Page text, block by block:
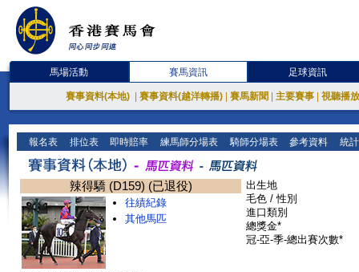
馬場活動 賽馬資訊 足球資訊
賽事資料(本地) 賽事資料(越洋轉播) 賽馬新聞 主要賽事 視聽播
報名表 排位表 即時賠率 練馬師分場表 騎師分場表 參考資料 統
辣得驕 (D159) (已退役)
往績紀錄
其他馬匹
出生地
毛色 / 性別
進口類別
總獎金*
冠-亞-季-總出賽次數*